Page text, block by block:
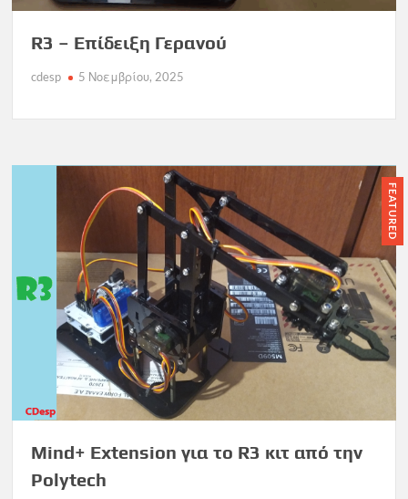
R3 – Επίδειξη Γερανού
cdesp 5 Νοεμβρίου, 2025
FEATURED
Mind+ Extension για το R3 κιτ από την
Polytech